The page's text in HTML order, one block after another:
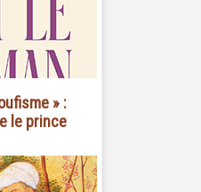
» :
le prince